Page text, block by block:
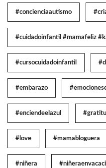
#concienciaautismo
#cuidadoinfantil #mamafeliz
#cursocuidadoinfantil
#embarazo
#enciendeelazul
#love #mamabloguera
#niñera